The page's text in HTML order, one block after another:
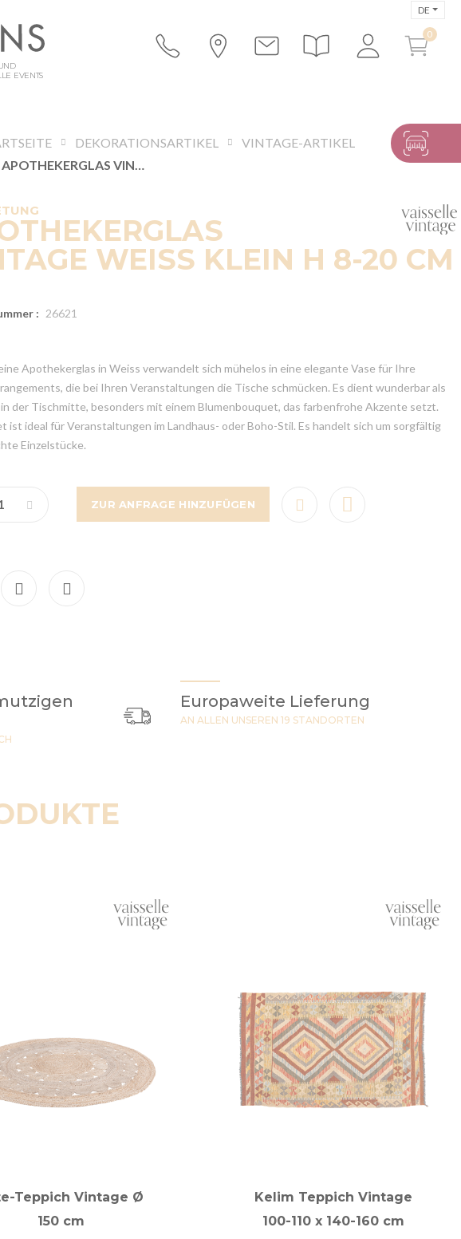
EVENTS
DE
DEKORATIONSARTIKEL
VINTAGE-ARTIKEL
APOTHEKERGLAS VINTAGE WEISS KLEIN H 8-20 CM
WEISS KLEIN H 8-20 CM
: 26621
Apothekerglas in Weiss verwandelt sich mühelos in eine elegante Vase für Ihre
die bei Ihren Veranstaltungen die Tische schmücken. Es dient wunderbar als
der Tischmitte, besonders mit einem Blumenbouquet, das farbenfrohe Akzente setzt.
ist ideal für Veranstaltungen im Landhaus- oder Boho-Stil. Es handelt sich um sorgfältig
Einzelstücke.
ZUR ANFRAGE HINZUFÜGEN
Europaweite Lieferung
AN ALLEN UNSEREN 19 STANDORTEN
Teppich Vintage Ø
150 cm
Kelim Teppich Vintage
100-110 x 140-160 cm